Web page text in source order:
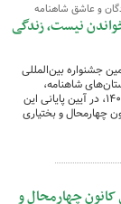
و عاشق شاهنامه
نیست، زندگی
جشنواره بین‌المللی
شاهنامه،
مخاطبان و داوران را تحت تأثیر قرار داده و صبح چهارشنبه ۲۶ آذر ۱۴۰۴، در آیین پایانی این
چهارمحال و بختیاری
کانون چهارمحال و